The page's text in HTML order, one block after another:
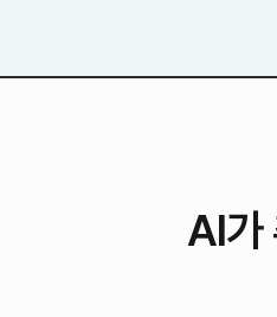
AI가